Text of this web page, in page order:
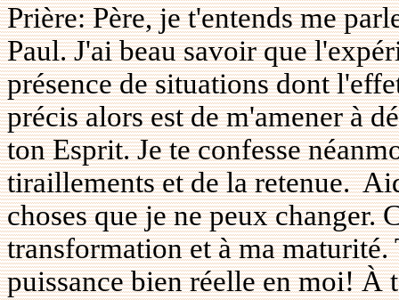
Prière: Père, je t'entends me
Paul. J'ai beau savoir que
présence de situations dont
précis alors est de m'amener à
ton Esprit. Je te confesse
tiraillements et de la retenue.
choses que je ne peux changer.
transformation et à ma
puissance bien réelle en moi!